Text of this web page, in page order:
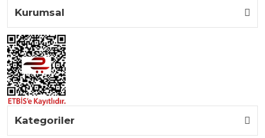
Kurumsal
Kategoriler